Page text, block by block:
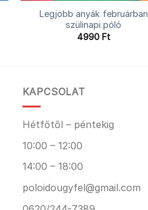
Legjobb anyák februárban
szülinapi póló
4990 Ft
KAPCSOLAT
Hétfőtől – péntekig
10:00 – 12:00
14:00 – 18:00
poloidougyfel@gmail.com